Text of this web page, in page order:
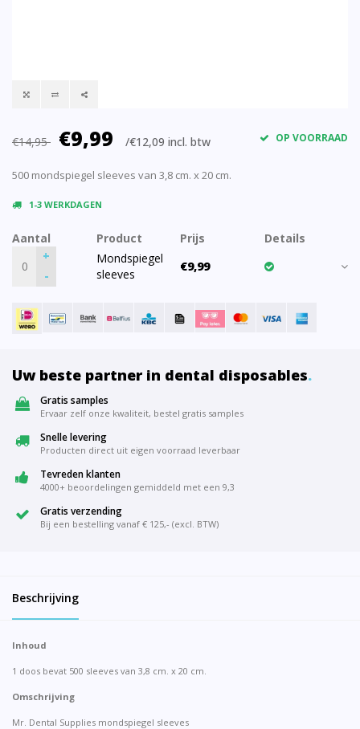
€14,95 €9,99 /€12,09 incl. btw OP VOORRAAD
500 mondspiegel sleeves van 3,8 cm. x 20 cm.
1-3 WERKDAGEN
Aantal Product Prijs
Details
+
-
Mondspiegel
sleeves
€9,99
Uw beste partner in dental disposables.
Gratis samples
Ervaar zelf onze kwaliteit, bestel gratis samples
Snelle levering
Producten direct uit eigen voorraad leverbaar
Tevreden klanten
4000+ beoordelingen gemiddeld met een 9,3
Gratis verzending
Bij een bestelling vanaf € 125,- (excl. BTW)
Beschrijving
Inhoud
1 doos bevat 500 sleeves van 3,8 cm. x 20 cm.
Omschrijving
Mr. Dental Supplies mondspiegel sleeves